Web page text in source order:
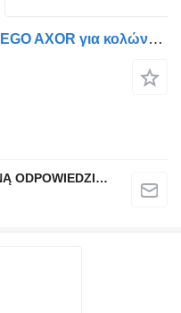
Τράκτορας Mercedes-Benz ATEGO AXOR για κολώνα τιμονιού
QINDITO SPÓŁKA Z OGRANICZONĄ ODPOWIEDZIALNOŚCIĄ